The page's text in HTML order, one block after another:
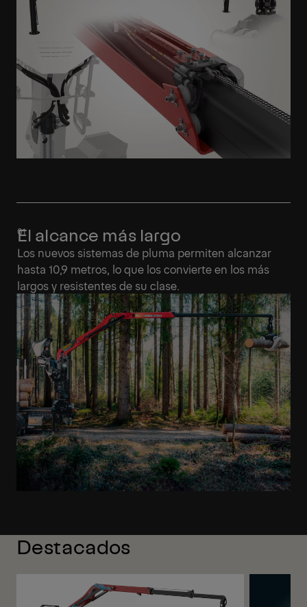
El alcance más largo
Los nuevos sistemas de pluma permiten alcanzar
hasta 10,9 metros, lo que los convierte en los más
largos y resistentes de su clase.
Destacados